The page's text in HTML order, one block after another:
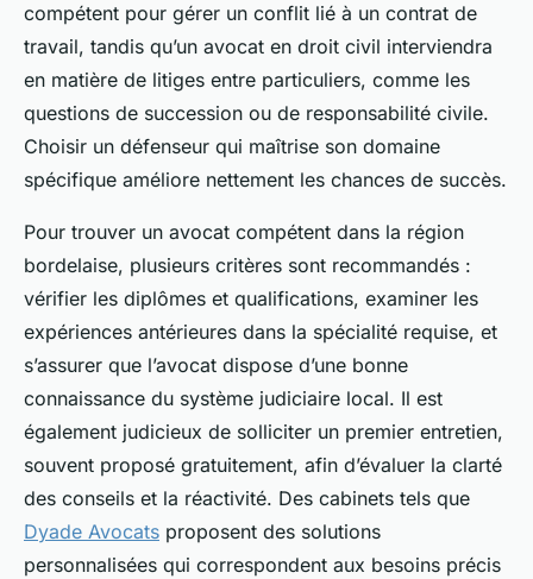
compétent pour gérer un conflit lié à un contrat de
travail, tandis qu’un avocat en droit civil interviendra
en matière de litiges entre particuliers, comme les
questions de succession ou de responsabilité civile.
Choisir un défenseur qui maîtrise son domaine
spécifique améliore nettement les chances de succès.
Pour trouver un avocat compétent dans la région
bordelaise, plusieurs critères sont recommandés :
vérifier les diplômes et qualifications, examiner les
expériences antérieures dans la spécialité requise, et
s’assurer que l’avocat dispose d’une bonne
connaissance du système judiciaire local. Il est
également judicieux de solliciter un premier entretien,
souvent proposé gratuitement, afin d’évaluer la clarté
des conseils et la réactivité. Des cabinets tels que
Dyade Avocats proposent des solutions
personnalisées qui correspondent aux besoins précis